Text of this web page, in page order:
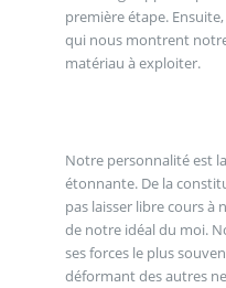
première étape.
qui nous montrent
matériau à exploiter.
Notre personnalité est
étonnante. De la
pas laisser libre cours à
de notre idéal du moi.
ses forces le plus
déformant des autres